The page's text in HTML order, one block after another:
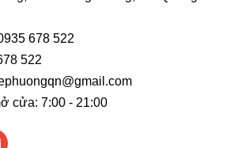
678 522
522
cửa: 7:00 - 21:00